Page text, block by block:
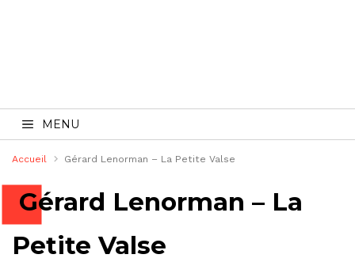
MENU
Accueil Gérard Lenorman – La Petite Valse
Gérard Lenorman – La
Petite Valse